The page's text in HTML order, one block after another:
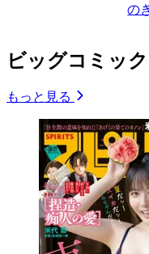
の
ビッグコミッ
もっと見る